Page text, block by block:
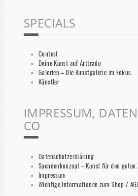
SPECIALS
Contest
Deine Kunst auf Arttrado
Galerien – Die Kunstgalerie im Fokus.
Künstler
IMPRESSUM,
CO
Datenschutzerklärung
Spendenkonzept – Kunst für den guten
Impressum
Wichtige Informationen zum Shop /